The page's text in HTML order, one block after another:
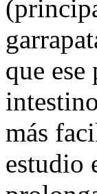
que ese
más
estudio